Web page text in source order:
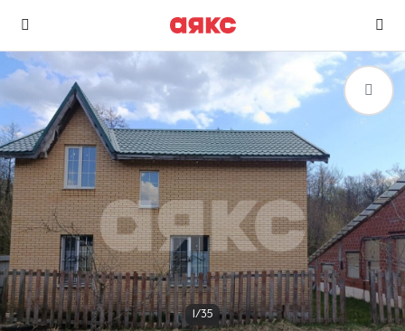
г. Раменское
Избранное
0 объявлений
Сравнение
0 объявлений
Недвижимость Услуги
1/35